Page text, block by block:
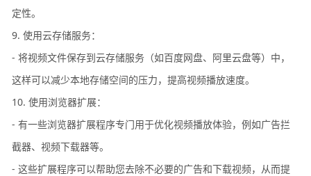
定性。
9. 使用云存储服务：
- 将视频文件保存到云存储服务（如百度网盘、阿里云盘等）中，
这样可以减少本地存储空间的压力，提高视频播放速度。
10. 使用浏览器扩展：
- 有一些浏览器扩展程序专门用于优化视频播放体验，例如广告拦
截器、视频下载器等。
- 这些扩展程序可以帮助您去除不必要的广告和下载视频，从而提